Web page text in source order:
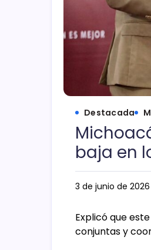
Destacada
baja en
3 de junio de 2026
Explicó que
conjuntas y